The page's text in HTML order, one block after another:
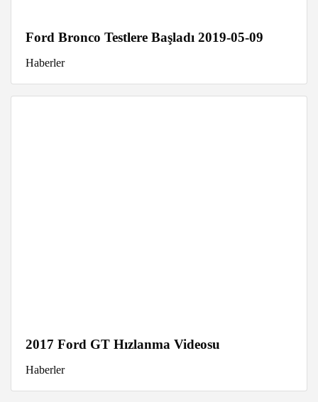
Ford Bronco Testlere Başladı 2019-05-09
Haberler
2017 Ford GT Hızlanma Videosu
Haberler